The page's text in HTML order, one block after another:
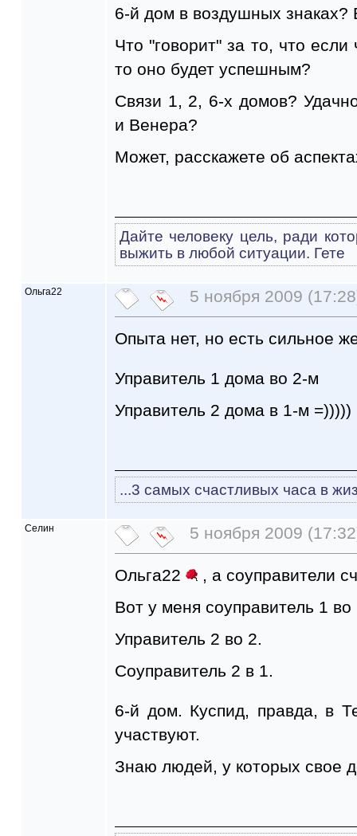
6-й дом в воздушных
Что "говорит" за то, что если
то оно будет успешным?
Связи 1, 2, 6-х домов?
и Венера?
Может, расскажете об
Дайте человеку цель, ради
выжить в любой ситуации. Гете
Ольга22 5 ноября 2009
Опыта нет, но есть сильное
Управитель 1 дома во 2-м
Управитель 2 дома в 1-м =)))))
...3 самых счастливых часа в
Селин 5 ноября 2009
Ольга22
, а соуправители
Вот у меня соуправитель 1 во
Управитель 2 во 2.
Соуправитель 2 в 1.
6-й дом. Куспид, правда, в
участвуют.
Знаю людей, у которых свое